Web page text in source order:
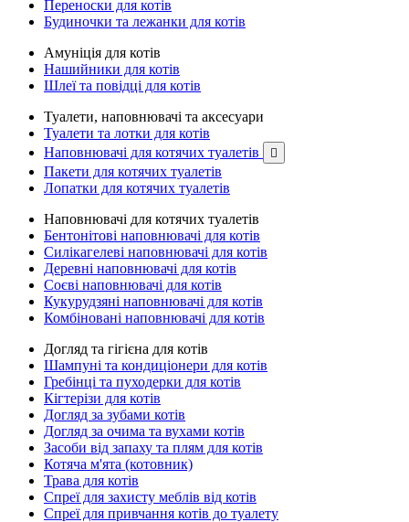
Переноски для котів
Будиночки та лежанки для котів
Амуніція для котів
Нашийники для котів
Шлеї та повідці для котів
Туалети, наповнювачі та аксесуари
Туалети та лотки для котів
Наповнювачі для котячих туалетів

Пакети для котячих туалетів
Лопатки для котячих туалетів
Наповнювачі для котячих туалетів
Бентонітові наповнювачі для котів
Силікагелеві наповнювачі для котів
Деревні наповнювачі для котів
Соєві наповнювачі для котів
Кукурудзяні наповнювачі для котів
Комбіновані наповнювачі для котів
Догляд та гігієна для котів
Шампуні та кондиціонери для котів
Гребінці та пуходерки для котів
Кігтерізи для котів
Догляд за зубами котів
Догляд за очима та вухами котів
Засоби від запаху та плям для котів
Котяча м'ята (котовник)
Трава для котів
Спреї для захисту меблів від котів
Спреї для привчання котів до туалету